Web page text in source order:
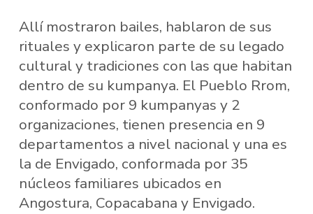
Allí mostraron bailes, hablaron de sus
rituales y explicaron parte de su legado
cultural y tradiciones con las que habitan
dentro de su kumpanya. El Pueblo Rrom,
conformado por 9 kumpanyas y 2
organizaciones, tienen presencia en 9
departamentos a nivel nacional y una es
la de Envigado, conformada por 35
núcleos familiares ubicados en
Angostura, Copacabana y Envigado.